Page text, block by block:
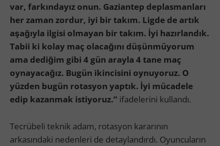
var, farkındayız onun. Gaziantep deplasmanları
her zaman zordur, iyi bir takım. Ligde de artık
aşağıyla ilgisi olmayan bir takım. İyi hazırlandık.
Tabii ki kolay maç olacağını düşünmüyorum
ama dediğim gibi 4 gün arayla 4 tane maç
oynayacağız. Bugün ikincisini oynuyoruz. O
yüzden bugün rotasyon yaptık. İyi mücadele
edip kazanmak istiyoruz.” ifadelerini kullandı.
Tecrübeli teknik adam, rotasyon kararının
arkasındaki nedenleri de detaylandırdı. Oyuncuların